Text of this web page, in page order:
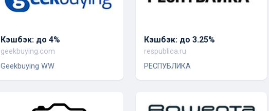
Кэшбэк: до 4%
geekbuying.com
Geekbuying WW
Кэшбэк: до 3.25%
respublica.ru
РЕСПУБЛИКА